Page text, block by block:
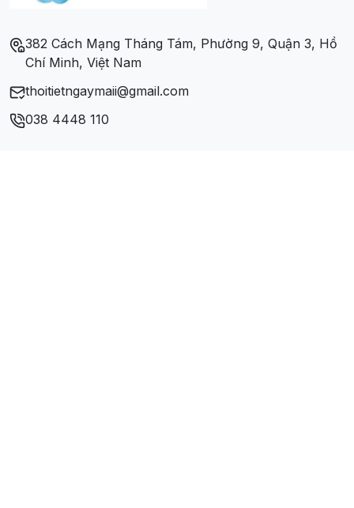
382 Cách Mạng Tháng Tám, Phường 9, Quận 3, Hồ
Chí Minh, Việt Nam
thoitietngaymaii@gmail.com
038 4448 110